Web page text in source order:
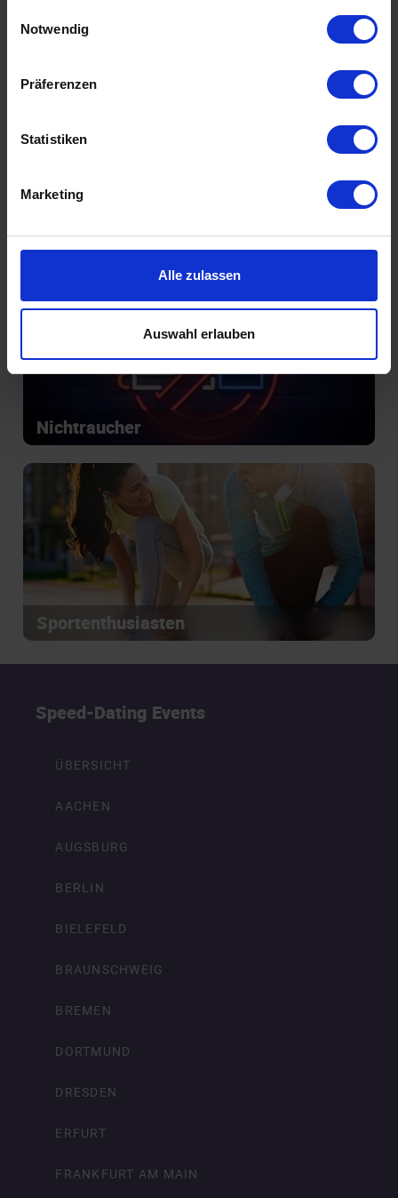
Notwendig
Präferenzen
Statistiken
Marketing
Alle zulassen
Auswahl erlauben
Füreinander bestimmt
Introvertiert glücklich
Nichtraucher
Sportenthusiasten
Speed-Dating Events
ÜBERSICHT
AACHEN
AUGSBURG
BERLIN
BIELEFELD
BRAUNSCHWEIG
BREMEN
DORTMUND
DRESDEN
ERFURT
FRANKFURT AM MAIN